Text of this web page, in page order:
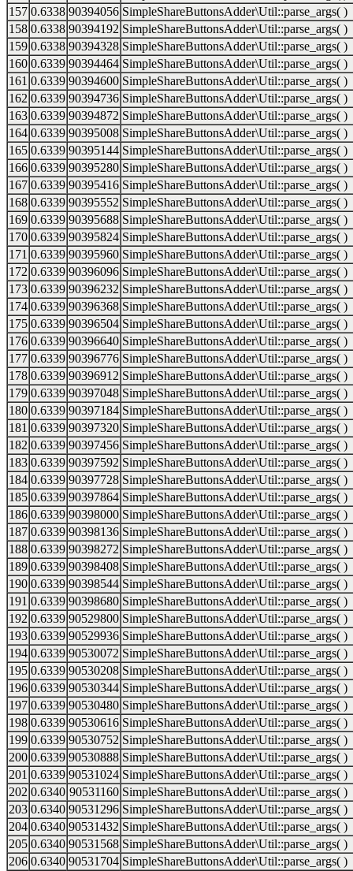
157 0.6338 90394056 SimpleShareButtonsAdder\Util::parse_args( )
158 0.6338 90394192 SimpleShareButtonsAdder\Util::parse_args( )
159 0.6338 90394328 SimpleShareButtonsAdder\Util::parse_args( )
160 0.6339 90394464 SimpleShareButtonsAdder\Util::parse_args( )
161 0.6339 90394600 SimpleShareButtonsAdder\Util::parse_args( )
162 0.6339 90394736 SimpleShareButtonsAdder\Util::parse_args( )
163 0.6339 90394872 SimpleShareButtonsAdder\Util::parse_args( )
164 0.6339 90395008 SimpleShareButtonsAdder\Util::parse_args( )
165 0.6339 90395144 SimpleShareButtonsAdder\Util::parse_args( )
166 0.6339 90395280 SimpleShareButtonsAdder\Util::parse_args( )
167 0.6339 90395416 SimpleShareButtonsAdder\Util::parse_args( )
168 0.6339 90395552 SimpleShareButtonsAdder\Util::parse_args( )
169 0.6339 90395688 SimpleShareButtonsAdder\Util::parse_args( )
170 0.6339 90395824 SimpleShareButtonsAdder\Util::parse_args( )
171 0.6339 90395960 SimpleShareButtonsAdder\Util::parse_args( )
172 0.6339 90396096 SimpleShareButtonsAdder\Util::parse_args( )
173 0.6339 90396232 SimpleShareButtonsAdder\Util::parse_args( )
174 0.6339 90396368 SimpleShareButtonsAdder\Util::parse_args( )
175 0.6339 90396504 SimpleShareButtonsAdder\Util::parse_args( )
176 0.6339 90396640 SimpleShareButtonsAdder\Util::parse_args( )
177 0.6339 90396776 SimpleShareButtonsAdder\Util::parse_args( )
178 0.6339 90396912 SimpleShareButtonsAdder\Util::parse_args( )
179 0.6339 90397048 SimpleShareButtonsAdder\Util::parse_args( )
180 0.6339 90397184 SimpleShareButtonsAdder\Util::parse_args( )
181 0.6339 90397320 SimpleShareButtonsAdder\Util::parse_args( )
182 0.6339 90397456 SimpleShareButtonsAdder\Util::parse_args( )
183 0.6339 90397592 SimpleShareButtonsAdder\Util::parse_args( )
184 0.6339 90397728 SimpleShareButtonsAdder\Util::parse_args( )
185 0.6339 90397864 SimpleShareButtonsAdder\Util::parse_args( )
186 0.6339 90398000 SimpleShareButtonsAdder\Util::parse_args( )
187 0.6339 90398136 SimpleShareButtonsAdder\Util::parse_args( )
188 0.6339 90398272 SimpleShareButtonsAdder\Util::parse_args( )
189 0.6339 90398408 SimpleShareButtonsAdder\Util::parse_args( )
190 0.6339 90398544 SimpleShareButtonsAdder\Util::parse_args( )
191 0.6339 90398680 SimpleShareButtonsAdder\Util::parse_args( )
192 0.6339 90529800 SimpleShareButtonsAdder\Util::parse_args( )
193 0.6339 90529936 SimpleShareButtonsAdder\Util::parse_args( )
194 0.6339 90530072 SimpleShareButtonsAdder\Util::parse_args( )
195 0.6339 90530208 SimpleShareButtonsAdder\Util::parse_args( )
196 0.6339 90530344 SimpleShareButtonsAdder\Util::parse_args( )
197 0.6339 90530480 SimpleShareButtonsAdder\Util::parse_args( )
198 0.6339 90530616 SimpleShareButtonsAdder\Util::parse_args( )
199 0.6339 90530752 SimpleShareButtonsAdder\Util::parse_args( )
200 0.6339 90530888 SimpleShareButtonsAdder\Util::parse_args( )
201 0.6339 90531024 SimpleShareButtonsAdder\Util::parse_args( )
202 0.6340 90531160 SimpleShareButtonsAdder\Util::parse_args( )
203 0.6340 90531296 SimpleShareButtonsAdder\Util::parse_args( )
204 0.6340 90531432 SimpleShareButtonsAdder\Util::parse_args( )
205 0.6340 90531568 SimpleShareButtonsAdder\Util::parse_args( )
206 0.6340 90531704 SimpleShareButtonsAdder\Util::parse_args( )